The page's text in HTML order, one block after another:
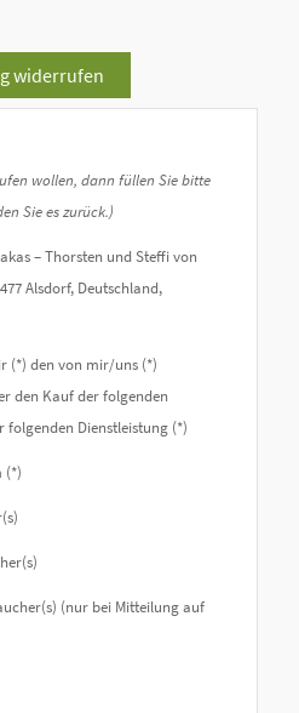
widerrufen
wollen, dann füllen Sie bitte
Sie es zurück.)
– Thorsten und Steffi von
Alsdorf, Deutschland,
(*) den von mir/uns (*)
den Kauf der folgenden
Dienstleistung (*)
(*)
(nur bei Mitteilung auf